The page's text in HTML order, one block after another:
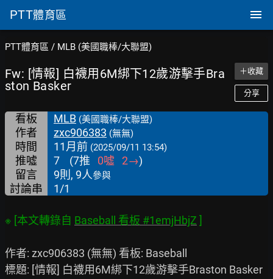
PTT體育區
PTT體育區 / MLB (美國職棒/大聯盟)
Fw: [情報] 白襪用6M綁下12歲游擊手Bra
ston Basker
＋收藏
分享
看板 MLB (美國職棒/大聯盟)
作者 zxc906383 (無無)
時間 11月前 (2025/09/11 13:54)
推噓 7 (7推 0噓 2→)
留言
9則, 9人參與
討論串 1/1
※ [本文轉錄自 Baseball 看板 #1emjHbjZ
作者: zxc906383 (無無) 看板: Baseball
標題: [情報] 白襪用6M綁下12歲游擊手Braston Basker